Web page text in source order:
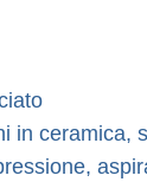
in ceramica,